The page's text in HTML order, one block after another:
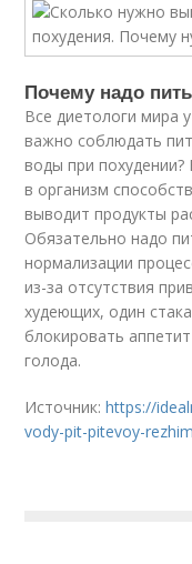
Почему надо
Все диетологи мира
важно соблюдать
воды при
в организм
выводит продукты
Обязательно надо
нормализации
из-за отсутствия
худеющих, один
блокировать
голода.
Источник:https://
vody-pit-pitevoy-